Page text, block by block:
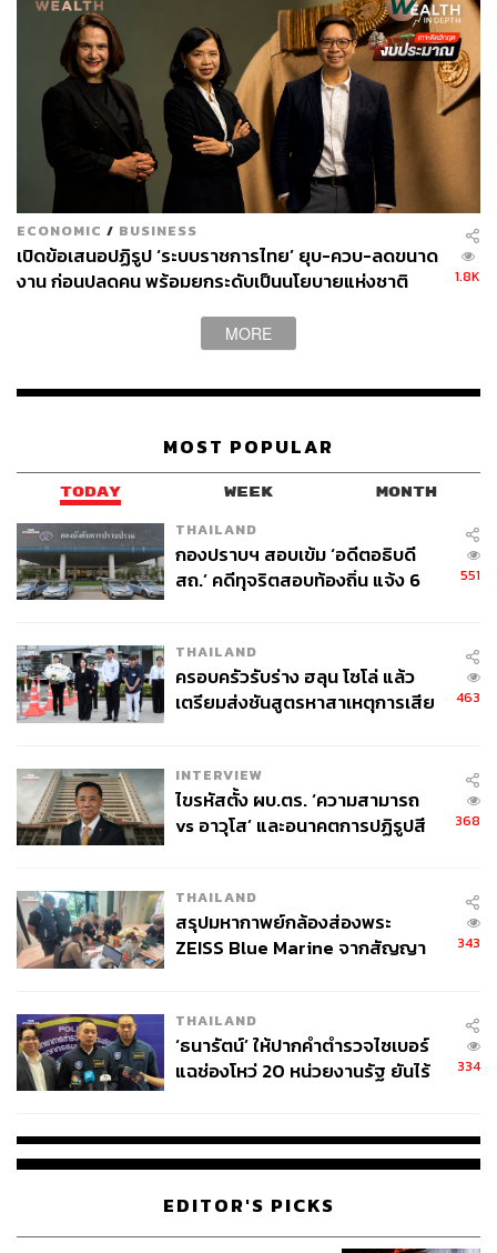
ECONOMIC / BUSINESS
เปิดข้อเสนอปฏิรูป ‘ระบบราชการไทย’ ยุบ-ควบ-ลดขนาด
งาน ก่อนปลดคน พร้อมยกระดับเป็นนโยบายแห่งชาติ
1.8K
MORE
MOST POPULAR
TODAY WEEK MONTH
THAILAND
กองปราบฯ สอบเข้ม ‘อดีตอธิบดี
สถ.’ คดีทุจริตสอบท้องถิ่น แจ้ง 6
551
THAILAND
ครอบครัวรับร่าง ฮลุน โซโล่ แล้ว
เตรียมส่งชันสูตรหาสาเหตุการเสีย
463
INTERVIEW
ไขรหัสตั้ง ผบ.ตร. ‘ความสามารถ
vs อาวุโส’ และอนาคตการปฏิรูปสี
368
THAILAND
สรุปมหากาพย์กล้องส่องพระ
ZEISS Blue Marine จากสัญญา
จ่ายหนี้-แอบระบุแบรนด์
343
THAILAND
‘ธนารัตน์’ ให้ปากคำตำรวจไซเบอร์
แฉช่องโหว่ 20 หน่วยงานรัฐ ยันไร้
334
EDITOR'S PICKS